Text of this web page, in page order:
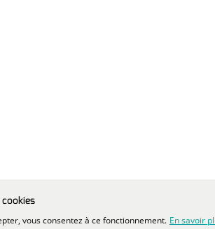
vous consentez à ce fonctionnement. En savoir